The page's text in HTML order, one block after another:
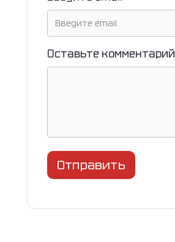
Оставьте комментарий
Отправить